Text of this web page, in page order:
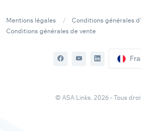
Mentions légales
Conditions générales
Conditions générales de vente
© ASA Links. 2026 - Tous